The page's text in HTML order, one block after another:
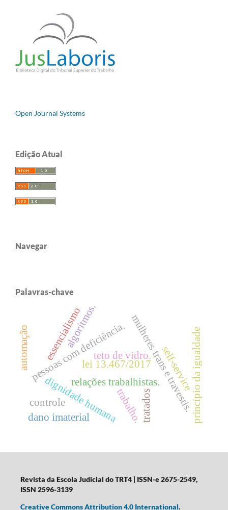
Open Journal Systems
Edição Atual
Navegar
Palavras-chave
lei 13.467/2017
relações trabalhistas.
pessoas com deficiência.
dignidade humana
essencialismo mulheres trans e travestis.
trabalho. princípio da igualdade
automação self-service
controle tratados
algorítmos.
teto de vidro.
dano imaterial
Revista da Escola Judicial do TRT4 | ISSN-e 2675-2549,
ISSN 2596-3139
Creative Commons Attribution 4.0 International.